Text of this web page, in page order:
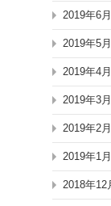
2019年6月
2019年5月
2019年4月
2019年3月
2019年2月
2019年1月
2018年12